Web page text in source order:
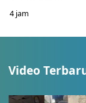
4 jam
Video